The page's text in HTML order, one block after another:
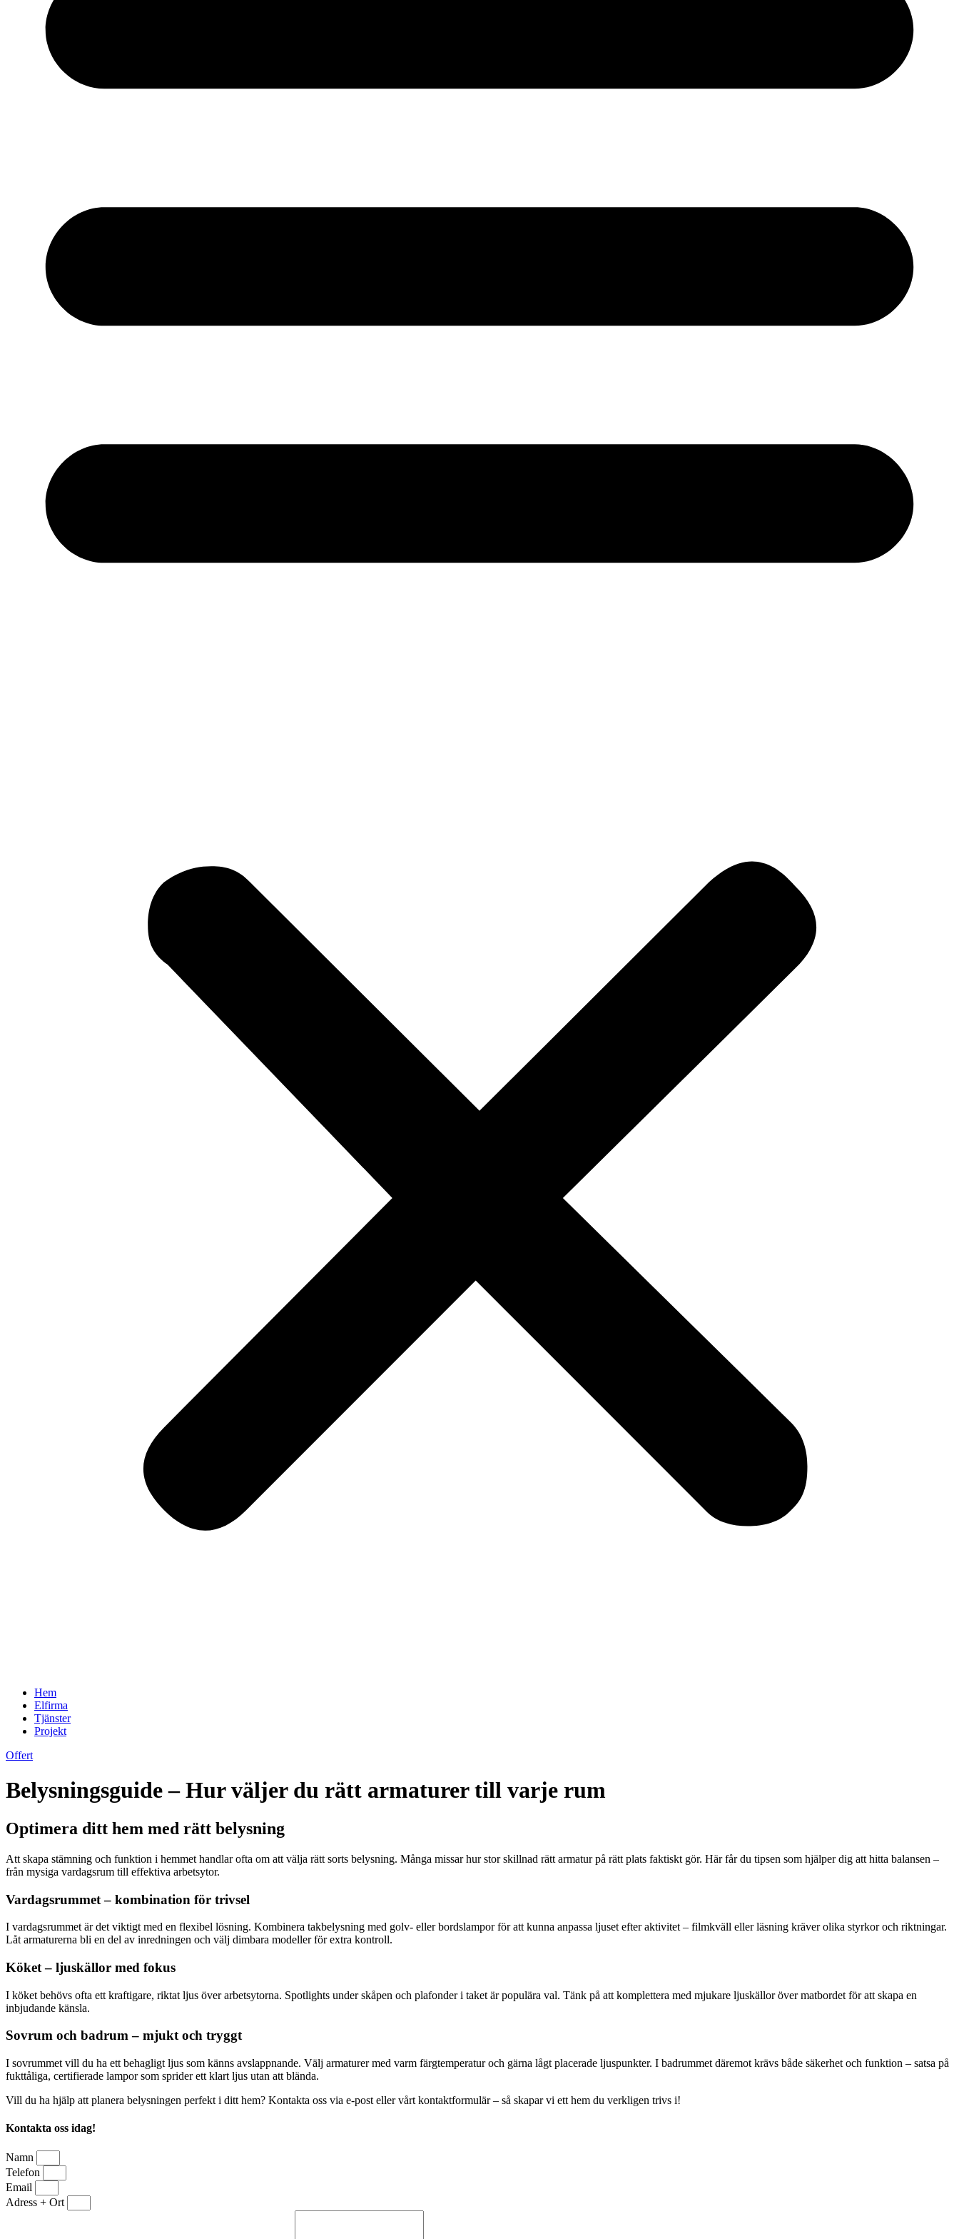
Hem
Elfirma
Tjänster
Projekt
Offert
Belysningsguide – Hur väljer du rätt armaturer till varje rum
Optimera ditt hem med rätt belysning
Att skapa stämning och funktion i hemmet handlar ofta om att välja rätt sorts belysning. Många missar hur stor skillnad rätt armatur på rätt plats faktiskt gör. Här får du tipsen som hjälper dig att hitta balansen –
från mysiga vardagsrum till effektiva arbetsytor.
Vardagsrummet – kombination för trivsel
I vardagsrummet är det viktigt med en flexibel lösning. Kombinera takbelysning med golv- eller bordslampor för att kunna anpassa ljuset efter aktivitet – filmkväll eller läsning kräver olika styrkor och riktningar.
Låt armaturerna bli en del av inredningen och välj dimbara modeller för extra kontroll.
Köket – ljuskällor med fokus
I köket behövs ofta ett kraftigare, riktat ljus över arbetsytorna. Spotlights under skåpen och plafonder i taket är populära val. Tänk på att komplettera med mjukare ljuskällor över matbordet för att skapa en
inbjudande känsla.
Sovrum och badrum – mjukt och tryggt
I sovrummet vill du ha ett behagligt ljus som känns avslappnande. Välj armaturer med varm färgtemperatur och gärna lågt placerade ljuspunkter. I badrummet däremot krävs både säkerhet och funktion – satsa på
fukttåliga, certifierade lampor som sprider ett klart ljus utan att blända.
Vill du ha hjälp att planera belysningen perfekt i ditt hem? Kontakta oss via e-post eller vårt kontaktformulär – så skapar vi ett hem du verkligen trivs i!
Kontakta oss idag!
Namn
Telefon
Email
Adress + Ort